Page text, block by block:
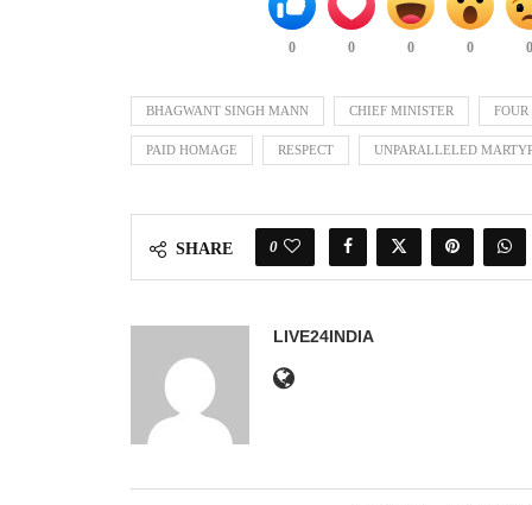
0 0 0 0
BHAGWANT SINGH MANN CHIEF MINISTER
PAID HOMAGE RESPECT UNPARALLELED
SHARE 0
LIVE24INDIA